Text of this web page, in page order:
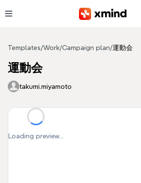
Templates/Work/Campaign plan/運動会
運動会
takumi.miyamoto
Loading preview...